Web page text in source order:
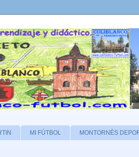
MI FÚTBOL MONTORNÈS